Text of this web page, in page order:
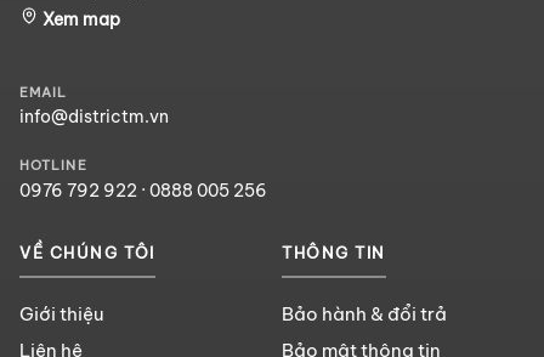
Xem map
EMAIL
info@districtm.vn
HOTLINE
0976 792 922 · 0888 005 256
VỀ CHÚNG TÔI
Giới thiệu
Liên hệ
THÔNG TIN
Bảo hành & đổi trả
Bảo mật thông tin